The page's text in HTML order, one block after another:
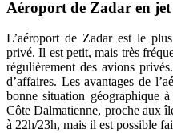
Aéroport de Zadar en
L’aéroport de Zadar est le
privé. Il est petit, mais très
régulièrement des avions
d’affaires. Les avantages de
bonne situation géographique
Côte Dalmatienne, proche aux
à 22h/23h, mais il est possible